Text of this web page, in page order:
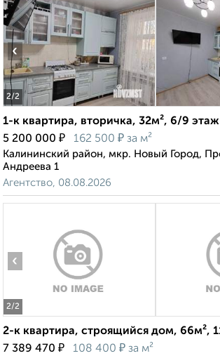
2/2
‹
1-к квартира, вторичка, 32м², 6/9 этаж
5 200 000 ₽ 162 500 ₽ за м²
Калининский район, мкр. Новый Город,
Андреева 1
Агентство, 08.08.2026
2/2
‹
2-к квартира, строящийся дом, 66м²,
7 389 470 ₽ 108 400 ₽ за м²